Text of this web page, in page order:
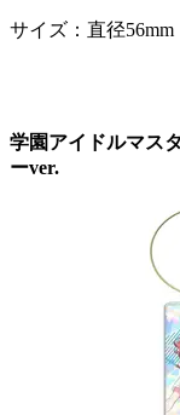
サイズ：直径56mm
学園アイドルマス
ーver.